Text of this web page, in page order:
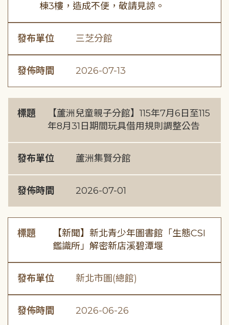
棟3樓，造成不便，敬請見諒。
發布單位 三芝分館
發佈時間 2026-07-13
標題
【蘆洲兒童親子分館】115年7月6日至115
年8月31日期間玩具借用規則調整公告
發布單位 蘆洲集賢分館
發佈時間 2026-07-01
標題
【新聞】新北青少年圖書館「生態CSI
鑑識所」解密新店溪碧潭堰
發布單位 新北市圖(總館)
發佈時間 2026-06-26